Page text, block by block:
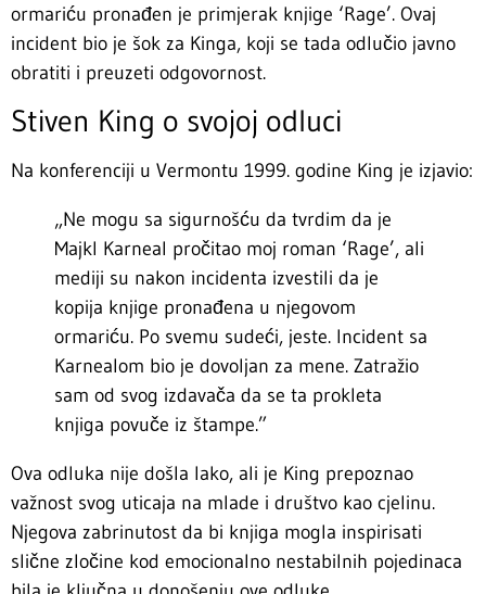
ormariću pronađen je primjerak knjige ‘Rage’. Ovaj
incident bio je šok za Kinga, koji se tada odlučio javno
obratiti i preuzeti odgovornost.
Stiven King o svojoj odluci
Na konferenciji u Vermontu 1999. godine King je izjavio:
„Ne mogu sa sigurnošću da tvrdim da je
Majkl Karneal pročitao moj roman ‘Rage’, ali
mediji su nakon incidenta izvestili da je
kopija knjige pronađena u njegovom
ormariću. Po svemu sudeći, jeste. Incident sa
Karnealom bio je dovoljan za mene. Zatražio
sam od svog izdavača da se ta prokleta
knjiga povuče iz štampe.”
Ova odluka nije došla lako, ali je King prepoznao
važnost svog uticaja na mlade i društvo kao cjelinu.
Njegova zabrinutost da bi knjiga mogla inspirisati
slične zločine kod emocionalno nestabilnih pojedinaca